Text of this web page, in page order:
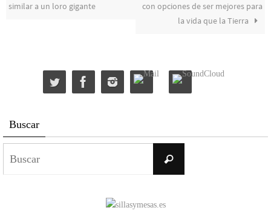
similar a un loro gigante
con opciones de ser mejores para
la vida que la Tierra
Buscar
Buscar